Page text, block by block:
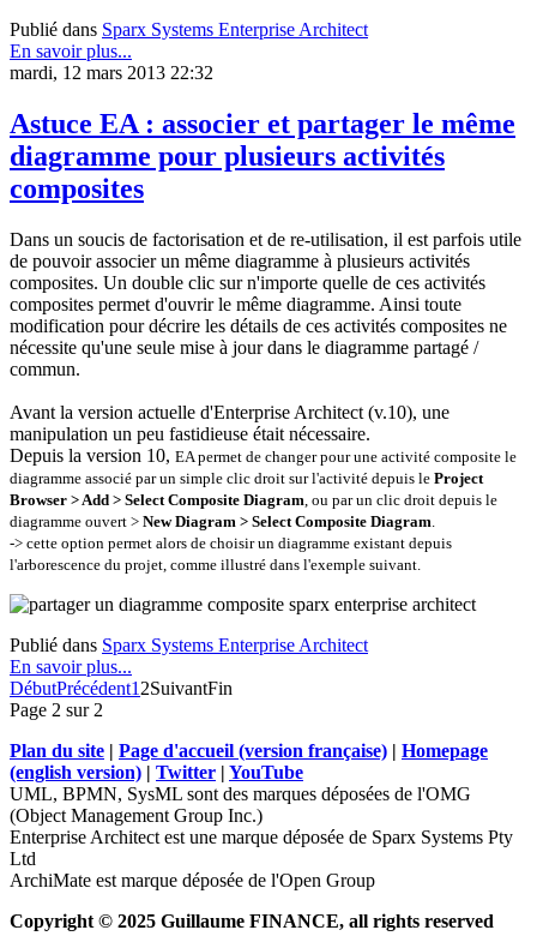
Publié dans Sparx Systems Enterprise Architect
En savoir plus...
mardi, 12 mars 2013 22:32
Astuce EA : associer et partager le même
diagramme pour plusieurs activités
composites
Dans un soucis de factorisation et de re-utilisation, il est parfois utile
de pouvoir associer un même diagramme à plusieurs activités
composites. Un double clic sur n'importe quelle de ces activités
composites permet d'ouvrir le même diagramme. Ainsi toute
modification pour décrire les détails de ces activités composites ne
nécessite qu'une seule mise à jour dans le diagramme partagé /
commun.
Avant la version actuelle d'Enterprise Architect (v.10), une
manipulation un peu fastidieuse était nécessaire.
Depuis la version 10, EA permet de changer pour une activité composite le
diagramme associé par un simple clic droit sur l'activité depuis le Project
Browser > Add > Select Composite Diagram , ou par un clic droit depuis le
diagramme ouvert > New Diagram > Select Composite Diagram
-> cette option permet alors de choisir un diagramme existant depuis
l'arborescence du projet, comme illustré dans l'exemple suivant.
Publié dans Sparx Systems Enterprise Architect
En savoir plus...
DébutPrécédent1 2SuivantFin
Page 2 sur 2
Plan du site | Page d'accueil (version française) | Homepage
(english version) | Twitter | YouTube
UML, BPMN, SysML sont des marques déposées de l'OMG
(Object Management Group Inc.)
Enterprise Architect est une marque déposée de Sparx Systems Pty
Ltd
ArchiMate est marque déposée de l'Open Group
Copyright © 2025 Guillaume FINANCE, all rights reserved